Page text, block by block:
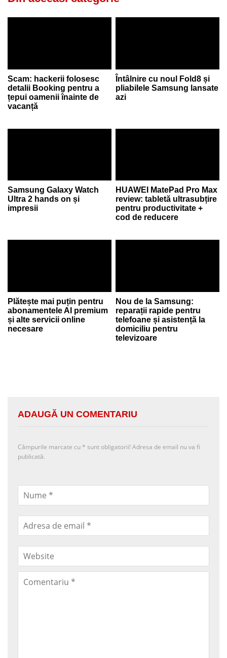
Scam: hackerii folosesc
detalii Booking pentru a
țepui oamenii înainte de
vacanță
Întâlnire cu noul Fold8 și
pliabilele Samsung lansate
azi
Samsung Galaxy Watch
Ultra 2 hands on și
impresii
HUAWEI MatePad Pro Max
review: tabletă ultrasubțire
pentru productivitate +
cod de reducere
Plătește mai puțin pentru
abonamentele AI premium
și alte servicii online
necesare
Nou de la Samsung:
reparații rapide pentru
telefoane și asistență la
domiciliu pentru
televizoare
ADAUGĂ UN COMENTARIU
Câmpurile marcate cu * sunt obligatorii! Adresa de email nu va fi
publicată.